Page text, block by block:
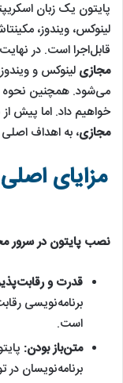
پایتون یک زبان
لینوکس، ویندوز،
قابل‌اجرا است. در
مجازی لینوکس و
می‌شود. همچنین نحوه
خواهیم داد. اما پیش
مجازی، به اهداف
مزایای
نصب پایتون در سرور
قدرت و
برنامه‌نویسی
است.
متن‌باز بودن:
برنامه‌نویسان در